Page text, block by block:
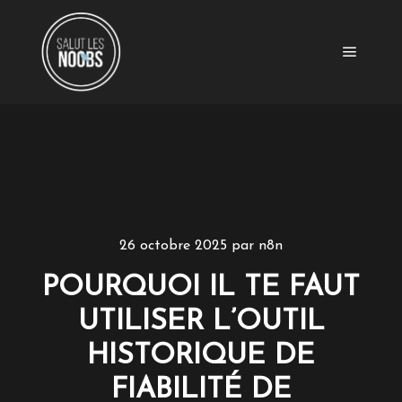
26 octobre 2025 par n8n
POURQUOI IL TE FAUT
UTILISER L’OUTIL
HISTORIQUE DE
FIABILITÉ DE